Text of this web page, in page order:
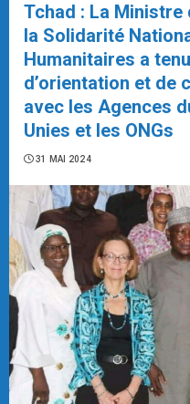
Tchad : La Ministre
la Solidarité
Humanitaires a
d’orientation et de
avec les Agences
Unies et les ONGs
31 MAI 2024